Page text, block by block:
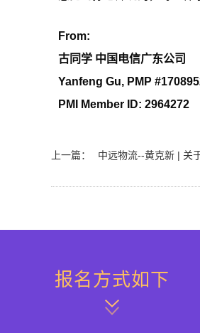
From:
古同学 中国电信广东公司
Yanfeng Gu, PMP
PMI Member ID: 2964272
上一篇： 中远物流--黄克新 | 关
报名方式如下